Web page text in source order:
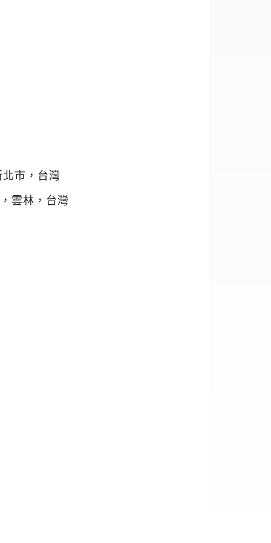
市，台灣
雲林，台灣